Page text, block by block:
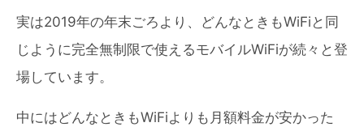
実は2019年の年末ごろより、どんなときもWiFiと同
じように完全無制限で使えるモバイルWiFiが続々と登
場しています。
中にはどんなときもWiFiよりも月額料金が安かった